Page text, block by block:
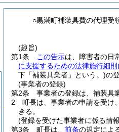
○黒潮町補装具費の代理受
(趣旨)
第1条
この告示は、障害者の日
に支援するための法律施行細則
下「補装具業者」という。)の
(事業者の登録)
第2条
事業者の登録は、補装具
2
町長は、事業者の申請を受け
きる。
(登録を受けた事業者に係る情
第3条
町長は、 前条の規定によ